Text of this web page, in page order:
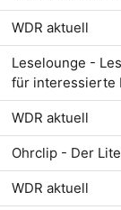
WDR aktuell
Leselounge -
für interessierte
WDR aktuell
Ohrclip - Der
WDR aktuell